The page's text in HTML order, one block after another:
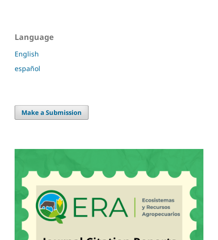
Language
English
español
Make a Submission